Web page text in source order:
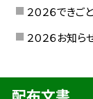
２０２６できごと
２０２６お知ら